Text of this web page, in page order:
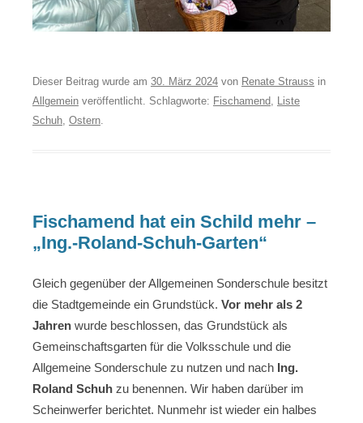
Dieser Beitrag wurde am 30. März 2024 von Renate Strauss in
Allgemein veröffentlicht. Schlagworte: Fischamend, Liste
Schuh, Ostern.
Fischamend hat ein Schild mehr –
„Ing.-Roland-Schuh-Garten“
Gleich gegenüber der Allgemeinen Sonderschule besitzt
die Stadtgemeinde ein Grundstück. Vor mehr als 2
Jahren wurde beschlossen, das Grundstück als
Gemeinschaftsgarten für die Volksschule und die
Allgemeine Sonderschule zu nutzen und nach Ing.
Roland Schuh zu benennen. Wir haben darüber im
Scheinwerfer berichtet. Nunmehr ist wieder ein halbes